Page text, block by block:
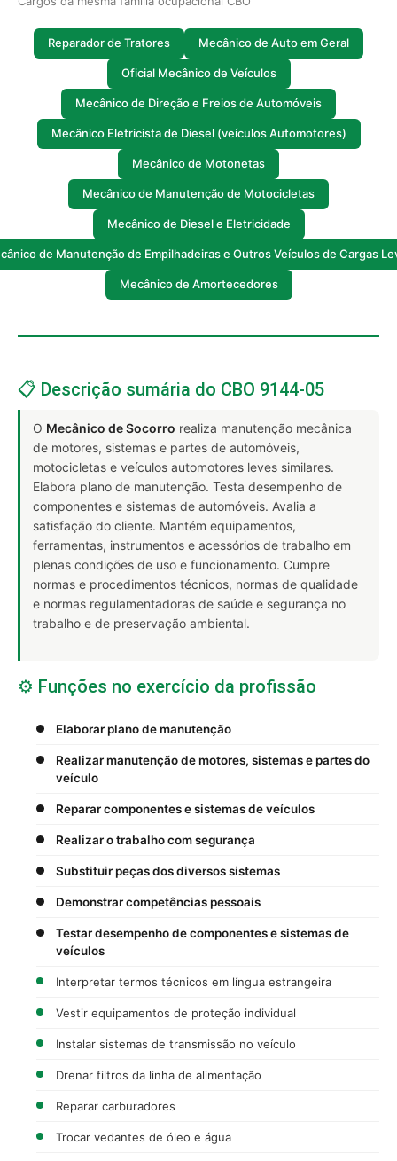
Reparador de Tratores Mecânico de Auto em Geral
Oficial Mecânico de Veículos
Mecânico de Direção e Freios de Automóveis
Mecânico Eletricista de Diesel (veículos Automotores)
Mecânico de Motonetas
Mecânico de Manutenção de Motocicletas
Mecânico de Diesel e Eletricidade
de Manutenção de Empilhadeiras e Outros Veículos de Cargas
Mecânico de Amortecedores
📋 Descrição sumária do CBO 9144-05
O Mecânico de Socorro realiza manutenção mecânica
de motores, sistemas e partes de automóveis,
motocicletas e veículos automotores leves similares.
Elabora plano de manutenção. Testa desempenho de
componentes e sistemas de automóveis. Avalia a
satisfação do cliente. Mantém equipamentos,
ferramentas, instrumentos e acessórios de trabalho em
plenas condições de uso e funcionamento. Cumpre
normas e procedimentos técnicos, normas de qualidade
e normas regulamentadoras de saúde e segurança no
trabalho e de preservação ambiental.
⚙️ Funções no exercício da profissão
Elaborar plano de manutenção
Realizar manutenção de motores, sistemas e partes do
veículo
Reparar componentes e sistemas de veículos
Realizar o trabalho com segurança
Substituir peças dos diversos sistemas
Demonstrar competências pessoais
Testar desempenho de componentes e sistemas de
veículos
Interpretar termos técnicos em língua estrangeira
Vestir equipamentos de proteção individual
Instalar sistemas de transmissão no veículo
Drenar filtros da linha de alimentação
Reparar carburadores
Trocar vedantes de óleo e água